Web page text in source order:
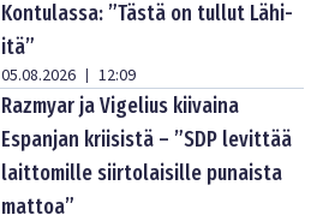
Kontulassa: ”Tästä on tullut Lähi-
itä”
05.08.2026 | 12:09
Razmyar ja Vigelius kiivaina
Espanjan kriisistä – ”SDP levittää
laittomille siirtolaisille punaista
mattoa”